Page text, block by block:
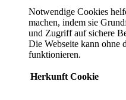
Notwendige Cookies
machen, indem sie
und Zugriff auf sichere
Die Webseite kann ohne
funktionieren.
Herkunft Cookie